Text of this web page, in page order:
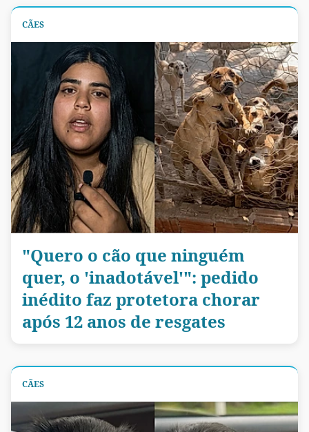
CÃES
"Quero o cão que ninguém
quer, o 'inadotável'": pedido
inédito faz protetora chorar
após 12 anos de resgates
CÃES